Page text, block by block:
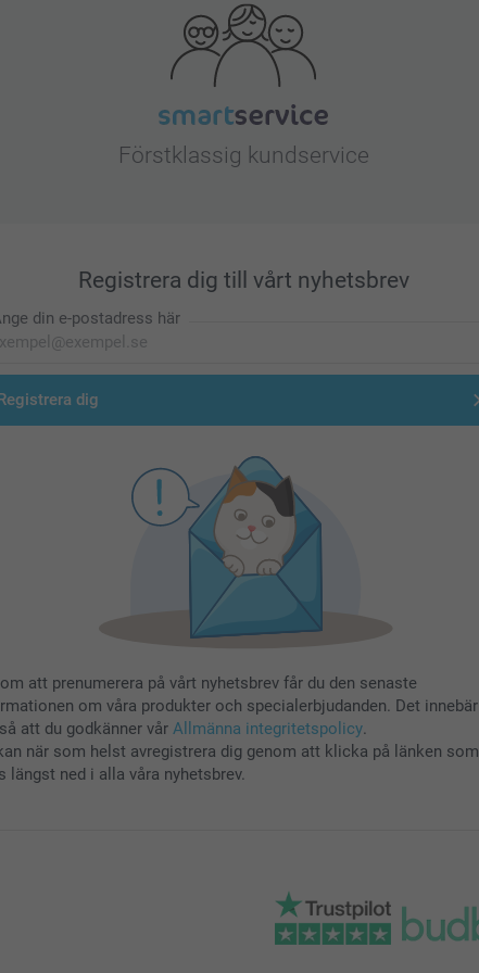
Förstklassig kundservice
Registrera dig till vårt nyhetsbrev
din e-postadress här
dig
att prenumerera på vårt nyhetsbrev får du den senaste
om våra produkter och specialerbjudanden. Det innebär
att du godkänner vår Allmänna integritetspolicy.
när som helst avregistrera dig genom att klicka på länken som
längst ned i alla våra nyhetsbrev.